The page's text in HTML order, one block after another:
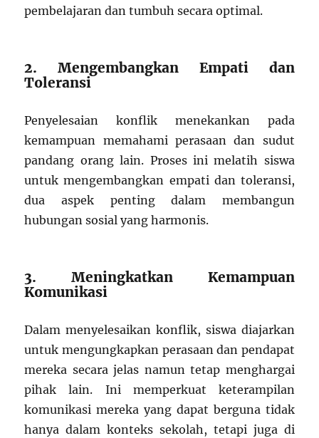
pembelajaran dan tumbuh secara optimal.
2. Mengembangkan Empati dan
Toleransi
Penyelesaian konflik menekankan pada
kemampuan memahami perasaan dan sudut
pandang orang lain. Proses ini melatih siswa
untuk mengembangkan empati dan toleransi,
dua aspek penting dalam membangun
hubungan sosial yang harmonis.
3. Meningkatkan Kemampuan
Komunikasi
Dalam menyelesaikan konflik, siswa diajarkan
untuk mengungkapkan perasaan dan pendapat
mereka secara jelas namun tetap menghargai
pihak lain. Ini memperkuat keterampilan
komunikasi mereka yang dapat berguna tidak
hanya dalam konteks sekolah, tetapi juga di